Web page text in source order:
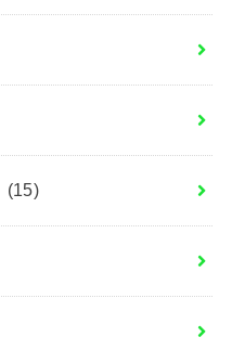
(15)